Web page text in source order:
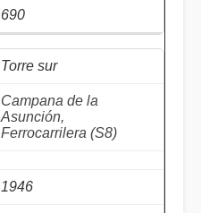
690
Torre sur
Campana de la
Asunción,
Ferrocarrilera (S8)
1946